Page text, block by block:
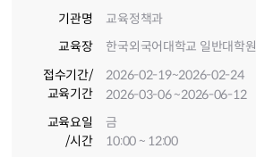
기관명
교육정책과
교육장
한국외국어대학교 일반대학원
접수기간/
교육기간
2026-02-19~2026-02-24
2026-03-06~2026-06-12
교육요일
/시간
금
10:00 ~ 12:00